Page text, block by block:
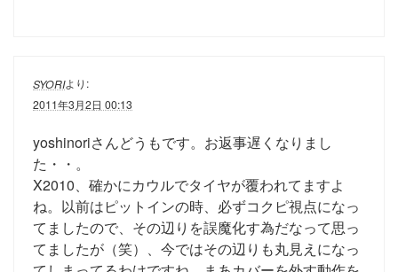
SYORIより:
2011年3月2日 00:13
yoshinoriさんどうもです。お返事遅くなりまし
た・・。
X2010、確かにカウルでタイヤが覆われてますよ
ね。以前はピットインの時、必ずコクピ視点になっ
てましたので、その辺りを誤魔化す為だなって思っ
てましたが（笑）、今ではその辺りも丸見えになっ